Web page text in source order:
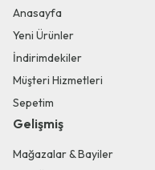
Anasayfa
Yeni Ürünler
İndirimdekiler
Müşteri Hizmetleri
Sepetim
Gelişmiş
Mağazalar & Bayiler